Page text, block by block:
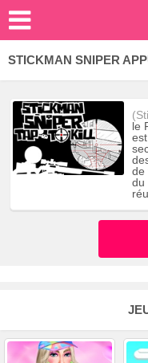
STICKMAN SNIPER
le
de
du